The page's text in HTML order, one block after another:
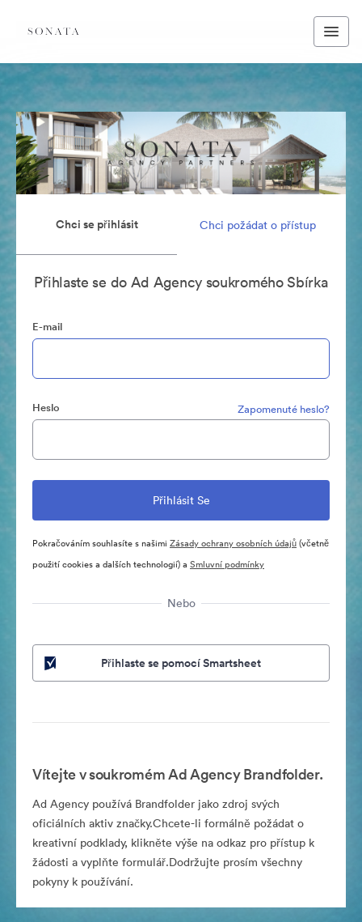
Chci se přihlásit Chci požádat o přístup
Přihlaste se do Ad Agency soukromého Sbírka
E-mail
Heslo Zapomenuté heslo?
Pokračováním souhlasíte s našimi Zásady ochrany osobních údajů(včetně
použití cookies a dalších technologií) a Smluvní podmínky
Nebo
Přihlaste se pomocí Smartsheet
Vítejte v soukromém Ad Agency Brandfolder.
Ad Agency používá Brandfolder jako zdroj svých
oficiálních aktiv značky.Chcete-li formálně požádat o
kreativní podklady, klikněte výše na odkaz pro přístup k
žádosti a vyplňte formulář.Dodržujte prosím všechny
pokyny k používání.